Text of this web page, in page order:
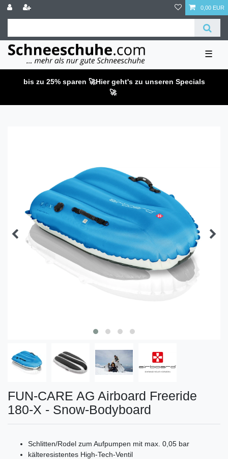
0,00 EUR
☰
bis zu 25% sparen 🚀Hier geht's zu unseren Specials
🚀
FUN-CARE AG Airboard Freeride
180-X - Snow-Bodyboard
Schlitten/Rodel zum Aufpumpen mit max. 0,05 bar
kälteresistentes High-Tech-Ventil